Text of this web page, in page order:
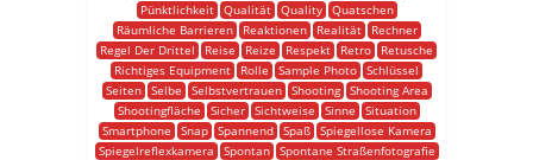
Pünktlichkeit
Qualität Quality
Quatschen
Räumliche Barrieren
Reaktionen Realität
Rechner
Regel Der Drittel
Reise Reize Respekt Retro
Retusche
Richtiges Equipment
Rolle Sample Photo Schlüssel
Seiten
Selbe Selbstvertrauen Shooting
Shooting Area
Shootingfläche
Sicher Sichtweise Sinne
Situation
Smartphone
Snap Spannend Spaß
Spiegellose Kamera
Spiegelreflexkamera
Spontan
Spontane Straßenfotografie